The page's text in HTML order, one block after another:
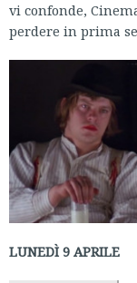
vi confonde,
perdere in prima
LUNEDÌ 9 APRILE